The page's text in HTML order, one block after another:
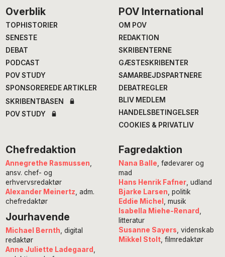
Footer
Overblik
TOPHISTORIER
SENESTE
DEBAT
PODCAST
POV STUDY
SPONSOREREDE ARTIKLER
SKRIBENTBASEN
POV STUDY
POV International
OM POV
REDAKTION
SKRIBENTERNE
GÆSTESKRIBENTER
SAMARBEJDSPARTNERE
DEBATREGLER
BLIV MEDLEM
HANDELSBETINGELSER
COOKIES & PRIVATLIV
Chefredaktion
Annegrethe Rasmussen
ansv. chef- og
erhvervsredaktør
Alexander Meinertz , adm.
chefredaktør
Jourhavende
Michael Bernth , digital
redaktør
Anne Juliette Ladegaard
Fagredaktion
Nana Balle , fødevarer og
mad
Hans Henrik Fafner, udland
Bjarke Larsen , politik
Eddie Michel
, musik
Isabella Miehe-Renard
litteratur
Susanne Sayers , videnskab
Mikkel Stolt, filmredaktør